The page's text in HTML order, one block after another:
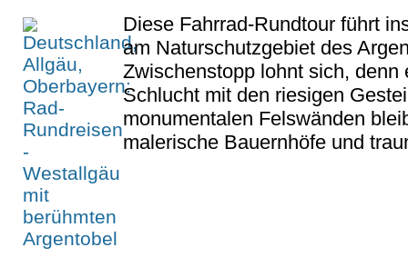
Diese Fahrrad-Rundtour führt
am Naturschutzgebiet des
Zwischenstopp lohnt sich, denn
Schlucht mit den riesigen
monumentalen Felswänden
malerische Bauernhöfe und